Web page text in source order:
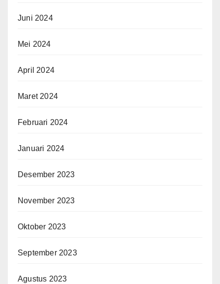
Juni 2024
Mei 2024
April 2024
Maret 2024
Februari 2024
Januari 2024
Desember 2023
November 2023
Oktober 2023
September 2023
Agustus 2023